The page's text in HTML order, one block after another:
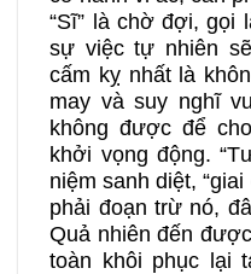
“Sĩ” là chờ đợi, gọi
sự việc tự nhiên
cấm kỵ nhất là
may và suy nghĩ
không được để
khởi vọng động.
niệm sanh diệt,
phải đoạn trừ nó,
Quả nhiên đến
toàn khôi phục lại